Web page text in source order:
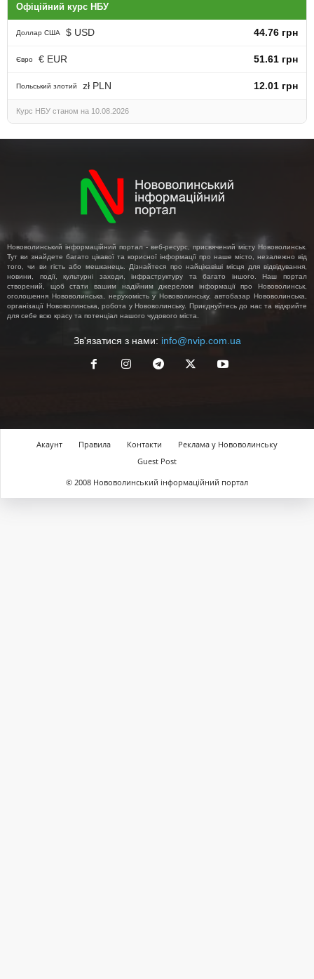
Офіційний курс НБУ
Доллар США $ USD 44.76 грн
Євро € EUR 51.61 грн
Польський злотий zł PLN 12.01 грн
Курс НБУ станом на 10.08.2026
Нововолинський інформаційний портал - веб-ресурс, присвячений місту Нововолинськ.
Тут ви знайдете багато цікавої та корисної інформації про наше місто, незалежно від
того, чи ви гість або мешканець. Дізнайтеся про найцікавіші місця для відвідування,
новини, події, культурні заходи, інфраструктуру та багато іншого. Наш портал
створений, щоб стати вашим надійним джерелом інформації про Нововолинськ,
оголошення Нововолинська, нерухомість у Нововолинську, автобазар Нововолинська,
організації Нововолинська, робота у Нововолинську. Приєднуйтесь до нас та відкрийте
для себе всю красу та потенціал нашого чудового міста.
Зв'язатися з нами: info@nvip.com.ua
Акаунт Правила Контакти
Реклама у Нововолинську
Guest Post
© 2008 Нововолинський інформаційний портал